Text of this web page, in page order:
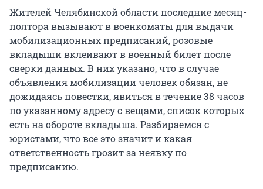
Жителей Челябинской области последние месяц-
полтора вызывают в военкоматы для выдачи
мобилизационных предписаний, розовые
вкладыши вклеивают в военный билет после
сверки данных. В них указано, что в случае
объявления мобилизации человек обязан, не
дожидаясь повестки, явиться в течение 38 часов
по указанному адресу с вещами, список которых
есть на обороте вкладыша. Разбираемся с
юристами, что все это значит и какая
ответственность грозит за неявку по
предписанию.